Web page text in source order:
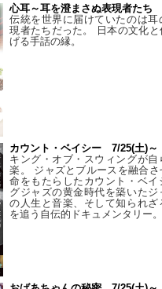
心耳～耳を澄まさぬ表現者たち
伝統を世界に届けていたのは耳
現者たちだった。 日本の文化
げる手話の縁。
カウント・ベイシー 7/25(土)～
キング・オブ・スウィングが自
楽。 ジャズとブルースを融合
命をもたらしたカウント・ベイ
グジャズの黄金時代を築いたジ
の人生と音楽、そして知られざ
を追う自伝的ドキュメンタリー。